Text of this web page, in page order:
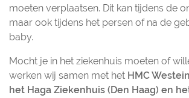
moeten verplaatsen. Dit kan tijdens de
maar ook tijdens het persen of na de
baby.
Mocht je in het ziekenhuis moeten of
werken wij samen met het HMC
het Haga Ziekenhuis (Den Haag) en